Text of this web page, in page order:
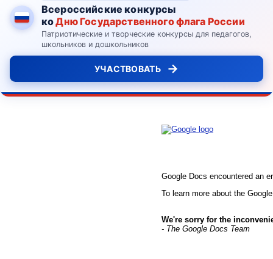
Всероссийские конкурсы
коДню Государственного флага России
Патриотические и творческие конкурсы для педагогов,
школьников и дошкольников
УЧАСТВОВАТЬ →